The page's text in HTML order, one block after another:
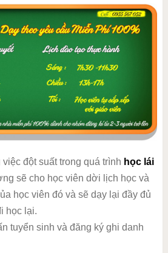
đột suất trong quá trình học lái
sẽ cho học viên dời lịch học và
học viên đó và sẽ dạy lại đầy đủ
học lại.
tuyển sinh và đăng ký ghi danh